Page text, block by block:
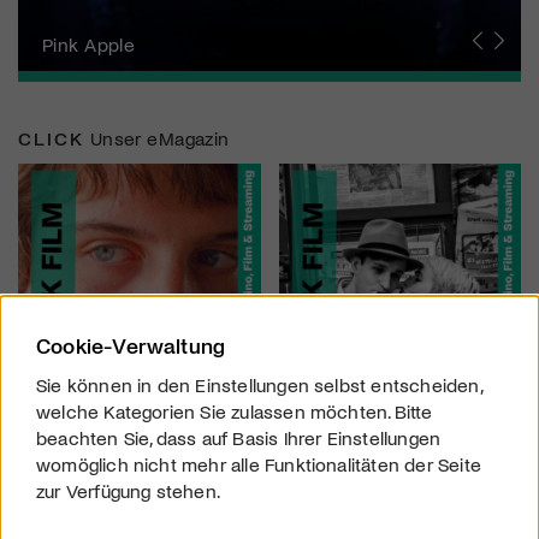
Zurich Film Festival
Pink Apple
Locarno Film Festival
Human Rights Film Festival Zurich
Yesh! Neues aus der jüdischen Filmwelt
Neuchâtel International Fantastic Film Festival
Visions du Réel
Berlinale
Solothurner Filmtage
Geneva International Film Festival
CLICK Unser eMagazin
Cookie-Verwaltung
Sie können in den Einstellungen selbst entscheiden,
welche Kategorien Sie zulassen möchten. Bitte
beachten Sie, dass auf Basis Ihrer Einstellungen
womöglich nicht mehr alle Funktionalitäten der Seite
zur Verfügung stehen.